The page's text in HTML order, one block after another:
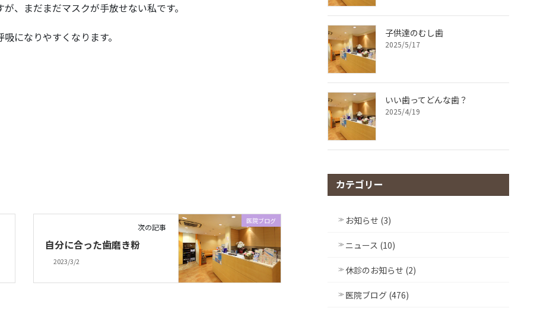
、まだまだマスクが手放せない私です。
になりやすくなります。
医院ブログ
次の記事
自分に合った歯磨き粉
2023/3/2
子供達のむし歯
2025/5/17
いい歯ってどんな歯？
2025/4/19
カテゴリー
お知らせ (3)
ニュース (10)
休診のお知らせ (2)
医院ブログ (476)